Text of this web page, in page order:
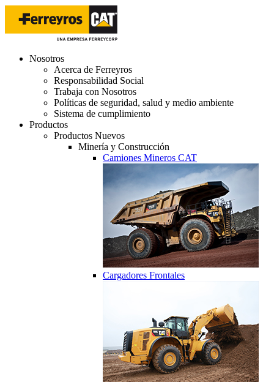
Nosotros
Acerca de Ferreyros
Responsabilidad Social
Trabaja con Nosotros
Políticas de seguridad, salud y medio ambiente
Sistema de cumplimiento
Productos
Productos Nuevos
Minería y Construcción
Camiones Mineros CAT
Cargadores Frontales